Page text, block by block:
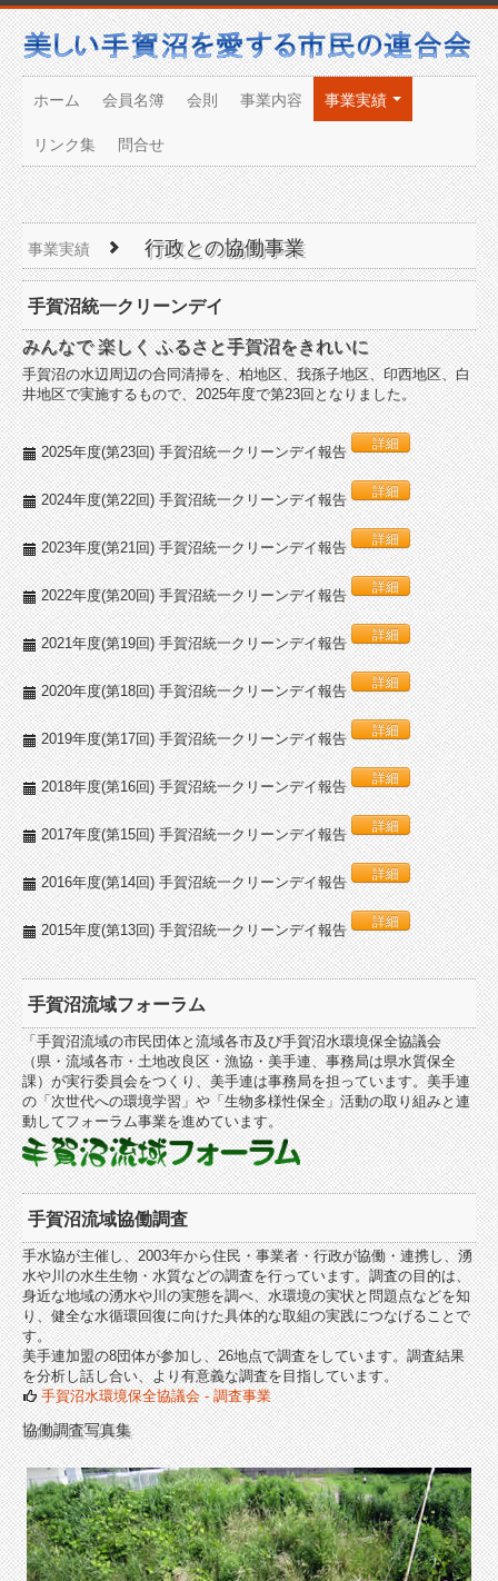
ホーム 会員名簿 会則 事業内容
事業実績
リンク集
問合せ
事業実績 行政との協働事業
手賀沼統一クリーンデイ
みんなで 楽しく ふるさと手賀沼をきれいに
手賀沼の水辺周辺の合同清掃を、柏地区、我孫子地区、印西地区、白
井地区で実施するもので、2025年度で第23回となりました。
2025年度(第23回) 手賀沼統一クリーンデイ報告
詳細
2024年度(第22回) 手賀沼統一クリーンデイ報告
詳細
2023年度(第21回) 手賀沼統一クリーンデイ報告
詳細
2022年度(第20回) 手賀沼統一クリーンデイ報告
詳細
2021年度(第19回) 手賀沼統一クリーンデイ報告
詳細
2020年度(第18回) 手賀沼統一クリーンデイ報告
詳細
2019年度(第17回) 手賀沼統一クリーンデイ報告
詳細
2018年度(第16回) 手賀沼統一クリーンデイ報告
詳細
2017年度(第15回) 手賀沼統一クリーンデイ報告
詳細
2016年度(第14回) 手賀沼統一クリーンデイ報告
詳細
2015年度(第13回) 手賀沼統一クリーンデイ報告
詳細
手賀沼流域フォーラム
「手賀沼流域の市民団体と流域各市及び手賀沼水環境保全協議会
（県・流域各市・土地改良区・漁協・美手連、事務局は県水質保全
課）が実行委員会をつくり、美手連は事務局を担っています。美手連
の「次世代への環境学習」や「生物多様性保全」活動の取り組みと連
動してフォーラム事業を進めています。
手賀沼流域協働調査
手水協が主催し、2003年から住民・事業者・行政が協働・連携し、湧
水や川の水生生物・水質などの調査を行っています。調査の目的は、
身近な地域の湧水や川の実態を調べ、水環境の実状と問題点などを知
り、健全な水循環回復に向けた具体的な取組の実践につなげることで
す。
美手連加盟の8団体が参加し、26地点で調査をしています。調査結果
を分析し話し合い、より有意義な調査を目指しています。
手賀沼水環境保全協議会 - 調査事業
協働調査写真集